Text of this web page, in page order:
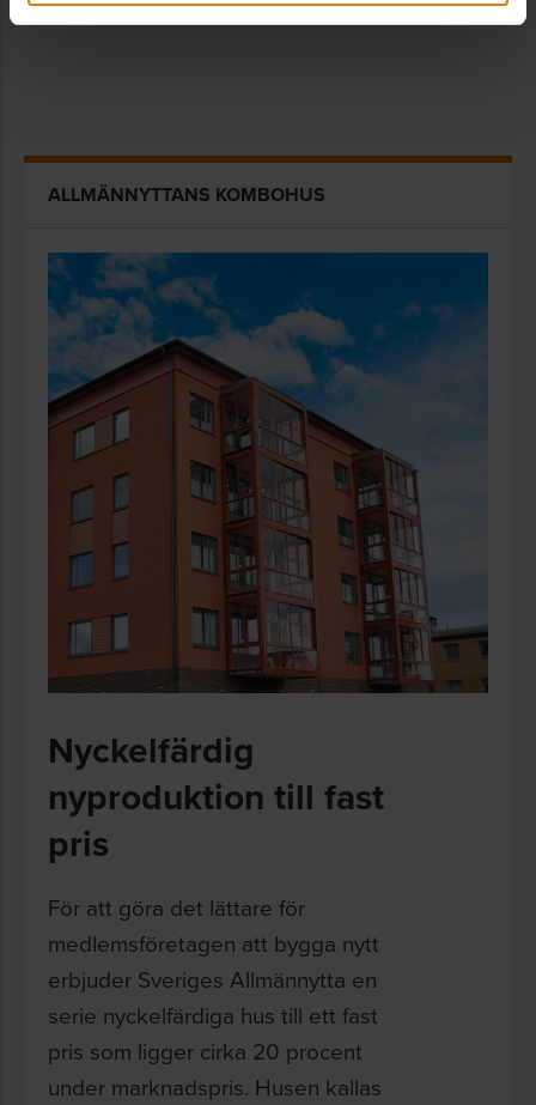
ALLMÄNNYTTANS KOMBOHUS
Nyckelfärdig
nyproduktion till fast
pris
För att göra det lättare för
medlemsföretagen att bygga nytt
erbjuder Sveriges Allmännytta en
serie nyckelfärdiga hus till ett fast
pris som ligger cirka 20 procent
under marknadspris. Husen kallas